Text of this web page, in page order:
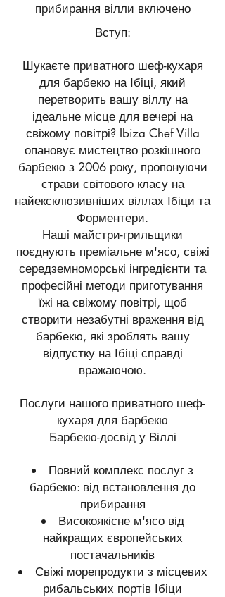
прибирання вілли включено
Вступ:
Шукаєте приватного шеф-кухаря
для барбекю на Ібіці, який
перетворить вашу віллу на
ідеальне місце для вечері на
свіжому повітрі? Ibiza Chef Villa
опановує мистецтво розкішного
барбекю з 2006 року, пропонуючи
страви світового класу на
найексклюзивніших віллах Ібіци та
Форментери.
Наші майстри-грильщики
поєднують преміальне м'ясо, свіжі
середземноморські інгредієнти та
професійні методи приготування
їжі на свіжому повітрі, щоб
створити незабутні враження від
барбекю, які зроблять вашу
відпустку на Ібіці справді
вражаючою.
Послуги нашого приватного шеф-
кухаря для барбекю
Барбекю-досвід у Віллі
Повний комплекс послуг з
барбекю: від встановлення до
прибирання
Високоякісне м'ясо від
найкращих європейських
постачальників
Свіжі морепродукти з місцевих
рибальських портів Ібіци